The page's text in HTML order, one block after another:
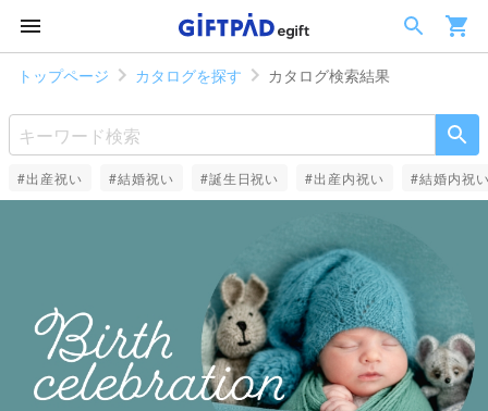
トップページ カタログを探す カタログ検索結果
#出産祝い #結婚祝い #誕生日祝い #出産内祝い #結婚内祝